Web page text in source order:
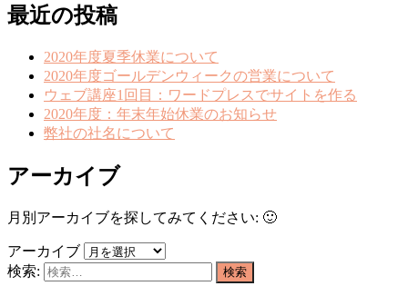
最近の投稿
2020年度夏季休業について
2020年度ゴールデンウィークの営業について
ウェブ講座1回目：ワードプレスでサイトを作る
2020年度：年末年始休業のお知らせ
弊社の社名について
アーカイブ
月別アーカイブを探してみてください: 🙂
アーカイブ
検索: